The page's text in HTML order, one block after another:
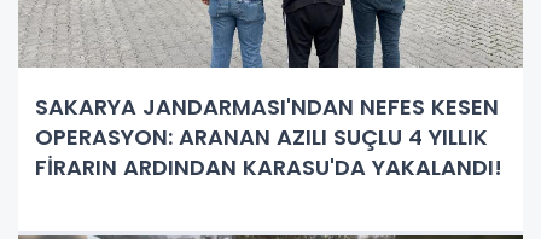
SAKARYA JANDARMASI'NDAN NEFES KESEN
OPERASYON: ARANAN AZILI SUÇLU 4 YILLIK
FİRARIN ARDINDAN KARASU'DA YAKALANDI!